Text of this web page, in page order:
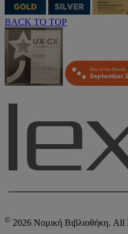
BACK TO TOP
© 2026 Νομική Βιβλιοθήκη. All